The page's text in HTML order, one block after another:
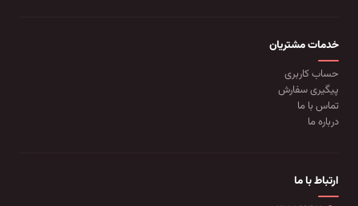
خدمات مشتریان
حساب کاربری
پیگیری سفارش
تماس با ما
درباره ما
ارتباط با ما